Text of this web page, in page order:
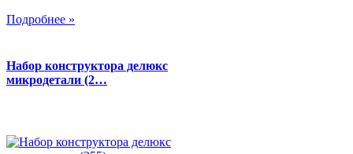
Подробнее »
Набор конструктора делюкс
микродетали (2…